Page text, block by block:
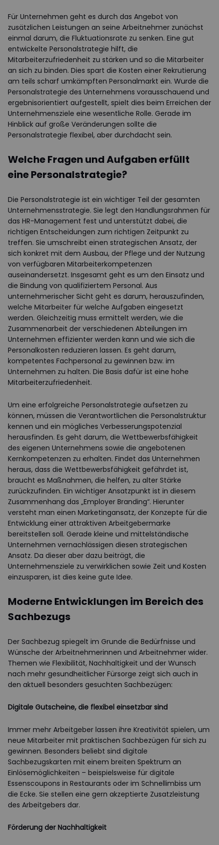
Für Unternehmen geht es durch das Angebot von
zusätzlichen Leistungen an seine Arbeitnehmer zunächst
einmal darum, die Fluktuationsrate zu senken. Eine gut
entwickelte Personalstrategie hilft, die
Mitarbeiterzufriedenheit zu stärken und so die Mitarbeiter
an sich zu binden. Dies spart die Kosten einer Rekrutierung
am teils scharf umkämpften Personalmarkt ein. Wurde die
Personalstrategie des Unternehmens vorausschauend und
ergebnisorientiert aufgestellt, spielt dies beim Erreichen der
Unternehmensziele eine wesentliche Rolle. Gerade im
Hinblick auf große Veränderungen sollte die
Personalstrategie flexibel, aber durchdacht sein.
Welche Fragen und Aufgaben erfüllt
eine Personalstrategie?
Die Personalstrategie ist ein wichtiger Teil der gesamten
Unternehmensstrategie. Sie legt den Handlungsrahmen für
das HR-Management fest und unterstützt dabei, die
richtigen Entscheidungen zum richtigen Zeitpunkt zu
treffen. Sie umschreibt einen strategischen Ansatz, der
sich konkret mit dem Ausbau, der Pflege und der Nutzung
von verfügbaren Mitarbeiterkompetenzen
auseinandersetzt. Insgesamt geht es um den Einsatz und
die Bindung von qualifiziertem Personal. Aus
unternehmerischer Sicht geht es darum, herauszufinden,
welche Mitarbeiter für welche Aufgaben eingesetzt
werden. Gleichzeitig muss ermittelt werden, wie die
Zusammenarbeit der verschiedenen Abteilungen im
Unternehmen effizienter werden kann und wie sich die
Personalkosten reduzieren lassen. Es geht darum,
kompetentes Fachpersonal zu gewinnen bzw. im
Unternehmen zu halten. Die Basis dafür ist eine hohe
Mitarbeiterzufriedenheit.
Um eine erfolgreiche Personalstrategie aufsetzen zu
können, müssen die Verantwortlichen die Personalstruktur
kennen und ein mögliches Verbesserungspotenzial
herausfinden. Es geht darum, die Wettbewerbsfähigkeit
des eigenen Unternehmens sowie die angebotenen
Kernkompetenzen zu erhalten. Findet das Unternehmen
heraus, dass die Wettbewerbsfähigkeit gefährdet ist,
braucht es Maßnahmen, die helfen, zu alter Stärke
zurückzufinden. Ein wichtiger Ansatzpunkt ist in diesem
Zusammenhang das „Employer Branding“. Hierunter
versteht man einen Marketingansatz, der Konzepte für die
Entwicklung einer attraktiven Arbeitgebermarke
bereitstellen soll. Gerade kleine und mittelständische
Unternehmen vernachlässigen diesen strategischen
Ansatz. Da dieser aber dazu beiträgt, die
Unternehmensziele zu verwirklichen sowie Zeit und Kosten
einzusparen, ist dies keine gute Idee.
Moderne Entwicklungen im Bereich des
Sachbezugs
Der Sachbezug spiegelt im Grunde die Bedürfnisse und
Wünsche der Arbeitnehmerinnen und Arbeitnehmer wider.
Themen wie Flexibilität, Nachhaltigkeit und der Wunsch
nach mehr gesundheitlicher Fürsorge zeigt sich auch in
den aktuell besonders gesuchten Sachbezügen:
Digitale Gutscheine, die flexibel einsetzbar sind
Immer mehr Arbeitgeber lassen ihre Kreativität spielen, um
neue Mitarbeiter mit praktischen Sachbezügen für sich zu
gewinnen. Besonders beliebt sind digitale
Sachbezugskarten mit einem breiten Spektrum an
Einlösemöglichkeiten – beispielsweise für digitale
Essenscoupons in Restaurants oder im Schnellimbiss um
die Ecke. Sie stellen eine gern akzeptierte Zusatzleistung
des Arbeitgebers dar.
Förderung der Nachhaltigkeit